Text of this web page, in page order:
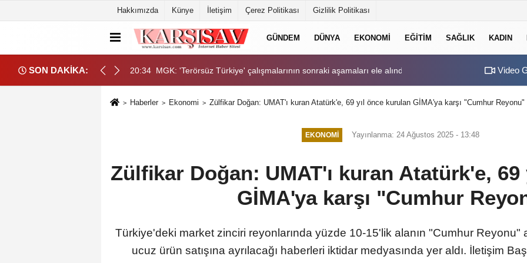
Hakkımızda Künye İletişim Çerez Politikası Gizlilik Politikası
GÜNDEM DÜNYA EKONOMI EĞITIM SAĞLIK KADIN
SON DAKİKA:
açıklaması: Devlet olarak bu işin sonuna kadar takipçisi olacağız
20:34 MGK: 'Terörsüz Türkiye' çalışmalarının sonraki aşamaları ele alındı İstanbul Valiliği:
Video
Haberler Ekonomi Zülfikar Doğan: UMAT'ı kuran Atatürk'e, 69 yıl önce kurulan GİMA'ya karşı "Cumhur Reyonu"
EKONOMI Yayınlanma: 24 Ağustos 2025 - 13:48
Zülfikar Doğan: UMAT'ı kuran Atatürk'e,
GİMA'ya karşı "Cumhur
Türkiye'deki market zinciri reyonlarında yüzde 10-15'lik alanın "Cumhur Reyonu"
ucuz ürün satışına ayrılacağı haberleri iktidar medyasında yer aldı. İletişim